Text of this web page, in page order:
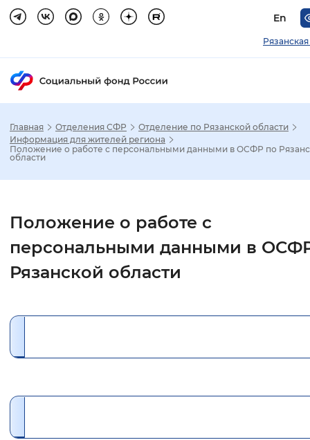
En
Шрифт
Нормальный Увеличенный
Цвет сайта
Главная Отделения СФР
Отделение по Рязанской области
Информация для жителей региона
Положение о работе с персональными данными в ОСФР по
области
Положение о работе с
персональными данными в
Рязанской области